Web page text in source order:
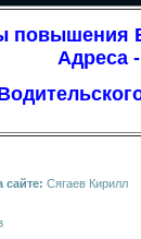
повышения
Адреса
сайте: Сягаев Кирилл